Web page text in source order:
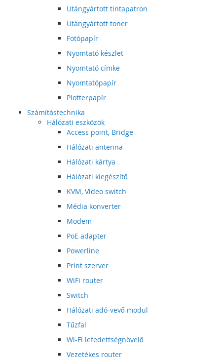
Utángyártott tintapatron
Utángyártott toner
Fotópapír
Nyomtató készlet
Nyomtató címke
Nyomtatópapír
Plotterpapír
Számítástechnika
Hálózati eszközök
Access point, Bridge
Hálózati antenna
Hálózati kártya
Hálózati kiegészítő
KVM, Video switch
Média konverter
Modem
PoE adapter
Powerline
Print szerver
WiFi router
Switch
Hálózati adó-vevő modul
Tűzfal
Wi-Fi lefedettségnövelő
Vezetékes router